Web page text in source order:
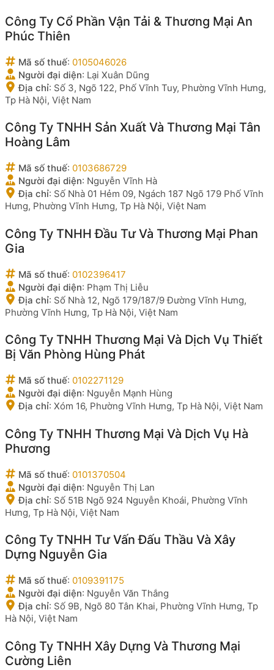
Công Ty Cổ Phần Vận Tải & Thương Mại An
Phúc Thiên
Mã số thuế: 0105046026
Người đại diện: Lại Xuân Dũng
Địa chỉ: Số 3, Ngõ 122, Phố Vĩnh Tuy, Phường Vĩnh Hưng,
Tp Hà Nội, Việt Nam
Công Ty TNHH Sản Xuất Và Thương Mại Tân
Hoàng Lâm
Mã số thuế: 0103686729
Người đại diện: Nguyễn Vĩnh Hà
Địa chỉ: Số Nhà 01 Hẻm 09, Ngách 187 Ngõ 179 Phố Vĩnh
Hưng, Phường Vĩnh Hưng, Tp Hà Nội, Việt Nam
Công Ty TNHH Đầu Tư Và Thương Mại Phan
Gia
Mã số thuế: 0102396417
Người đại diện: Phạm Thị Liễu
Địa chỉ: Số Nhà 12, Ngõ 179/187/9 Đường Vĩnh Hưng,
Phường Vĩnh Hưng, Tp Hà Nội, Việt Nam
Công Ty TNHH Thương Mại Và Dịch Vụ Thiết
Bị Văn Phòng Hùng Phát
Mã số thuế: 0102271129
Người đại diện: Nguyễn Mạnh Hùng
Địa chỉ: Xóm 16, Phường Vĩnh Hưng, Tp Hà Nội, Việt Nam
Công Ty TNHH Thương Mại Và Dịch Vụ Hà
Phương
Mã số thuế: 0101370504
Người đại diện: Nguyễn Thị Lan
Địa chỉ: Số 51B Ngõ 924 Nguyễn Khoái, Phường Vĩnh
Hưng, Tp Hà Nội, Việt Nam
Công Ty TNHH Tư Vấn Đấu Thầu Và Xây
Dựng Nguyễn Gia
Mã số thuế: 0109391175
Người đại diện: Nguyễn Văn Thắng
Địa chỉ: Số 9B, Ngõ 80 Tân Khai, Phường Vĩnh Hưng, Tp
Hà Nội, Việt Nam
Công Ty TNHH Xây Dựng Và Thương Mại
Cường Liên